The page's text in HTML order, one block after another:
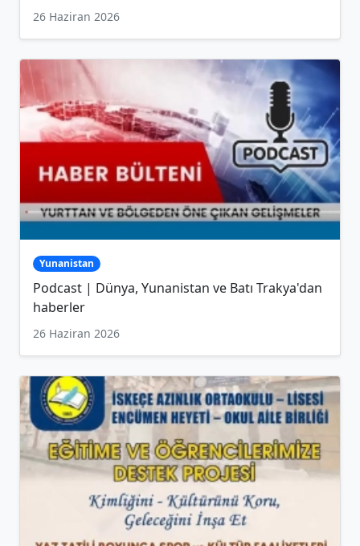
26 Haziran 2026
Yunanistan
Podcast | Dünya, Yunanistan ve Batı Trakya'dan
haberler
26 Haziran 2026